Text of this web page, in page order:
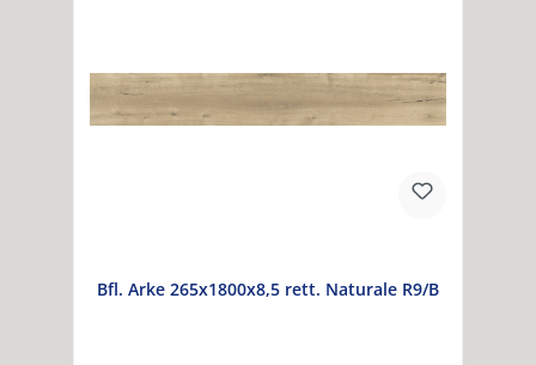
Bfl. Arke 265x1800x8,5 rett. Naturale R9/B